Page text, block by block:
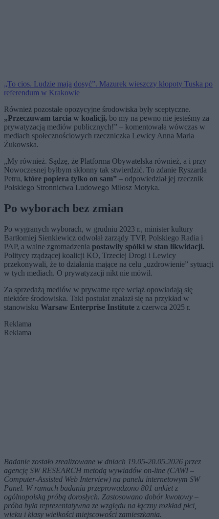
„To cios. Ludzie mają dosyć”. Mazurek wieszczy kłopoty Tuska po
referendum w Krakowie
Również pozostałe opozycyjne środowiska były sceptyczne.
„Przeczuwam tarcia w koalicji, bo my na pewno nie jesteśmy za
prywatyzacją mediów publicznych!” – komentowała wówczas w
mediach społecznościowych rzeczniczka Lewicy Anna Maria
Żukowska.
„My również. Sądzę, że Platforma Obywatelska również, a i przy
Nowoczesnej byłbym skłonny tak stwierdzić. To zdanie Ryszarda
Petru, które popiera tylko on sam” – odpowiedział jej rzecznik
Polskiego Stronnictwa Ludowego Miłosz Motyka.
Po wyborach bez zmian
Po wygranych wyborach, w grudniu 2023 r., minister kultury
Bartłomiej Sienkiewicz odwołał zarządy TVP, Polskiego Radia i
PAP, a walne zgromadzenia postawiły spółki w stan likwidacji.
Politycy rządzącej koalicji KO, Trzeciej Drogi i Lewicy
przekonywali, że to działania mające na celu „uzdrowienie” sytuacji
w tych mediach. O prywatyzacji nikt nie mówił.
Za sprzedażą mediów w prywatne ręce wciąż opowiadają się
niektóre środowiska. Taki postulat znalazł się na przykład w
stanowisku Warsaw Enterprise Institute z czerwca 2025 r.
Reklama
Reklama
Badanie zostało zrealizowane w dniach 19.05-20.05.2026 przez
agencję SW RESEARCH metodą wywiadów on‑line (CAWI –
Computer‑Assisted Web Interview) na panelu internetowym SW
Panel. W ramach badania przeprowadzono 801 ankiet z
ogólnopolską próbą dorosłych. Zastosowano dobór kwotowy –
próba była reprezentatywna ze względu na łączny rozkład płci,
wieku i klasy wielkości miejscowości zamieszkania.